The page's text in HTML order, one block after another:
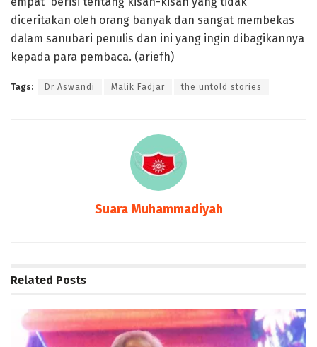
diceritakan oleh orang banyak dan sangat membekas
dalam sanubari penulis dan ini yang ingin dibagikannya
kepada para pembaca. (ariefh)
Tags: Dr Aswandi Malik Fadjar the untold stories
Suara Muhammadiyah
Related Posts